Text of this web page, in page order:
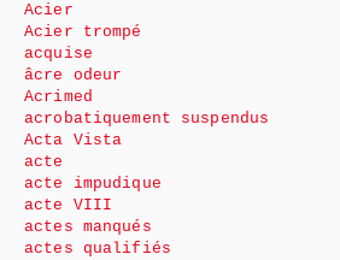
Acier
Acier trompé
acquise
âcre odeur
Acrimed
acrobatiquement suspendus
Acta Vista
acte
acte impudique
acte VIII
actes manqués
actes qualifiés